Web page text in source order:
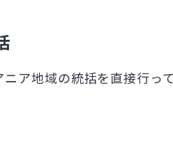
ア地域の統括を直接行